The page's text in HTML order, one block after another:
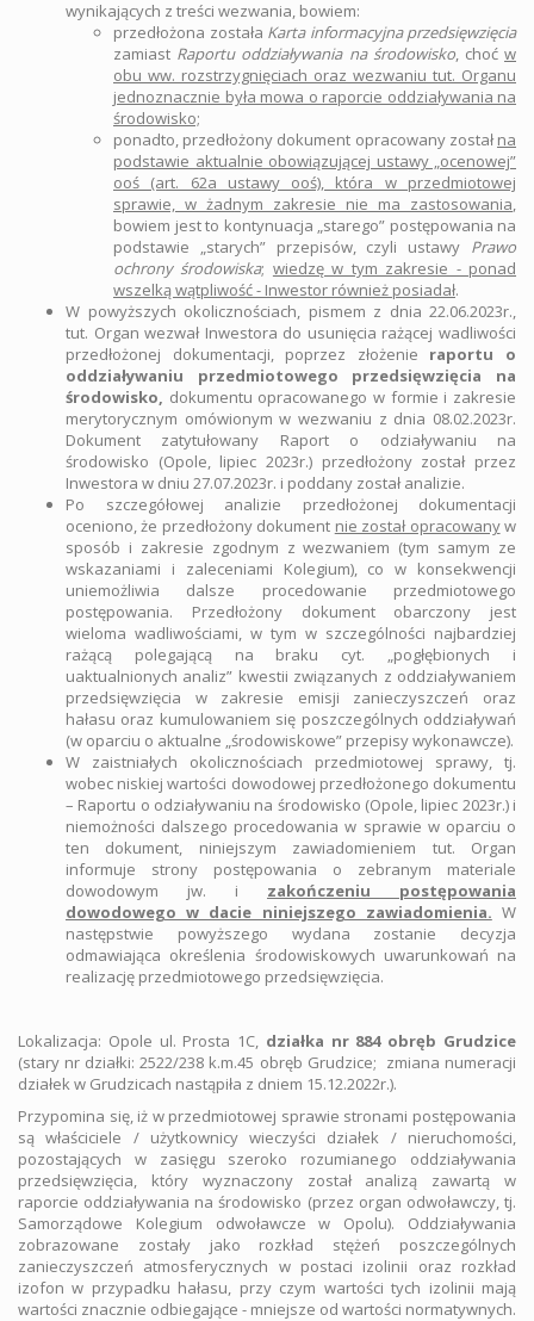
wynikających z treści wezwania, bowiem:
przedłożona została Karta informacyjna przedsięwzięcia
zamiast Raportu oddziaływania na środowisko, choćw
obu ww. rozstrzygnięciach oraz wezwaniu tut. Organu
jednoznacznie była mowa o raporcie oddziaływania na
środowisko;
ponadto, przedłożony dokument opracowany zostałna
podstawie aktualnie obowiązującej ustawy „ocenowej”
ooś (art. 62a ustawy ooś), która w przedmiotowej
sprawie, w żadnym zakresie nie ma zastosowania,
bowiem jest to kontynuacja „starego” postępowania na
podstawie „starych” przepisów, czyli ustawy Prawo
ochrony środowiska; wiedzę w tym zakresie - ponad
wszelką wątpliwość - Inwestor również posiadał.
W powyższych okolicznościach, pismem z dnia 22.06.2023r.,
tut. Organ wezwał Inwestora do usunięcia rażącej wadliwości
przedłożonej dokumentacji, poprzez złożenie raportu o
oddziaływaniu przedmiotowego przedsięwzięcia na
środowisko, dokumentu opracowanego w formie i zakresie
merytorycznym omówionym w wezwaniu z dnia 08.02.2023r.
Dokument zatytułowany Raport o odziaływaniu na
środowisko (Opole, lipiec 2023r.) przedłożony został przez
Inwestora w dniu 27.07.2023r. i poddany został analizie.
Po szczegółowej analizie przedłożonej dokumentacji
oceniono, że przedłożony dokument nie został opracowanyw
sposób i zakresie zgodnym z wezwaniem (tym samym ze
wskazaniami i zaleceniami Kolegium), co w konsekwencji
uniemożliwia dalsze procedowanie przedmiotowego
postępowania. Przedłożony dokument obarczony jest
wieloma wadliwościami, w tym w szczególności najbardziej
rażącą polegającą na braku cyt. „pogłębionych i
uaktualnionych analiz” kwestii związanych z oddziaływaniem
przedsięwzięcia w zakresie emisji zanieczyszczeń oraz
hałasu oraz kumulowaniem się poszczególnych oddziaływań
(w oparciu o aktualne „środowiskowe” przepisy wykonawcze).
W zaistniałych okolicznościach przedmiotowej sprawy, tj.
wobec niskiej wartości dowodowej przedłożonego dokumentu
– Raportu o odziaływaniu na środowisko (Opole, lipiec 2023r.) i
niemożności dalszego procedowania w sprawie w oparciu o
ten dokument, niniejszym zawiadomieniem tut. Organ
informuje strony postępowania o zebranym materiale
dowodowym jw. i zakończeniu postępowania
dowodowego w dacie niniejszego zawiadomienia. W
następstwie powyższego wydana zostanie decyzja
odmawiająca określenia środowiskowych uwarunkowań na
realizację przedmiotowego przedsięwzięcia.
Lokalizacja: Opole ul. Prosta 1C, działka nr 884 obręb Grudzice
(stary nr działki: 2522/238 k.m.45 obręb Grudzice; zmiana numeracji
działek w Grudzicach nastąpiła z dniem 15.12.2022r.).
Przypomina się, iż w przedmiotowej sprawie stronami postępowania
są właściciele / użytkownicy wieczyści działek / nieruchomości,
pozostających w zasięgu szeroko rozumianego oddziaływania
przedsięwzięcia, który wyznaczony został analizą zawartą w
raporcie oddziaływania na środowisko (przez organ odwoławczy, tj.
Samorządowe Kolegium odwoławcze w Opolu). Oddziaływania
zobrazowane zostały jako rozkład stężeń poszczególnych
zanieczyszczeń atmosferycznych w postaci izolinii oraz rozkład
izofon w przypadku hałasu, przy czym wartości tych izolinii mają
wartości znacznie odbiegające - mniejsze od wartości normatywnych.